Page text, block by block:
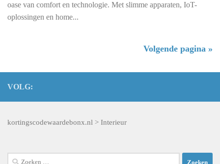
oase van comfort en technologie. Met slimme apparaten, IoT-
oplossingen en home...
Volgende pagina »
VOLG:
kortingscodewaardebonx.nl > Interieur
Zoeken